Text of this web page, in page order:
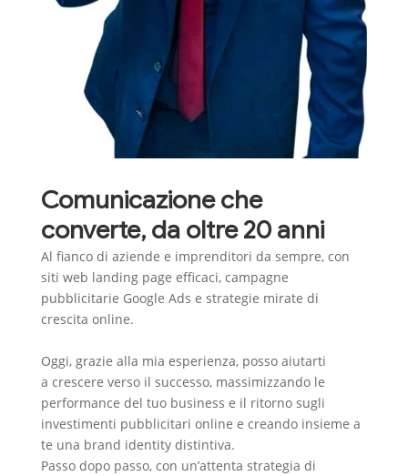
Comunicazione che
converte, da oltre 20 anni
Al fianco di aziende e imprenditori da sempre, con
siti web landing page efficaci, campagne
pubblicitarie Google Ads e strategie mirate di
crescita online.
Oggi, grazie alla mia esperienza, posso aiutarti
a crescere verso il successo, massimizzando le
performance del tuo business e il ritorno sugli
investimenti pubblicitari online e creando insieme a
te una brand identity distintiva.
Passo dopo passo, con un’attenta strategia di